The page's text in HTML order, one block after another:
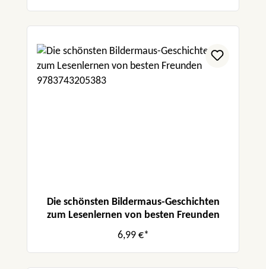
Die schönsten Bildermaus-Geschichten
zum Lesenlernen von besten Freunden
6,99 €*